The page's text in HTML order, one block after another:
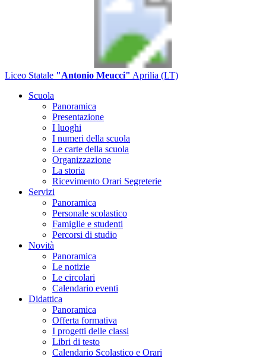
Liceo Statale "Antonio Meucci" Aprilia (LT)
Scuola
Panoramica
Presentazione
I luoghi
I numeri della scuola
Le carte della scuola
Organizzazione
La storia
Ricevimento Orari Segreterie
Servizi
Panoramica
Personale scolastico
Famiglie e studenti
Percorsi di studio
Novità
Panoramica
Le notizie
Le circolari
Calendario eventi
Didattica
Panoramica
Offerta formativa
I progetti delle classi
Libri di testo
Calendario Scolastico e Orari